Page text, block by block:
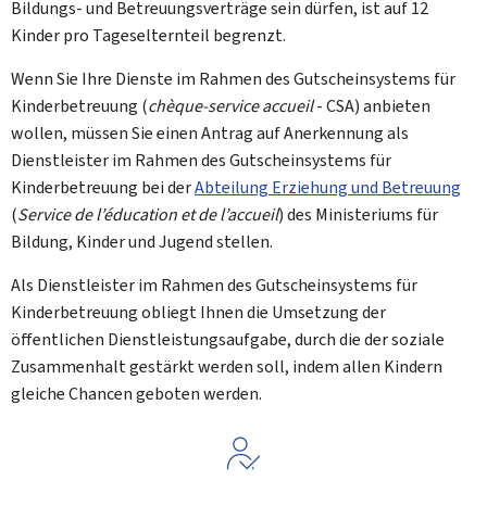
Bildungs- und Betreuungsverträge sein dürfen, ist auf 12
Kinder pro Tageselternteil begrenzt.
Wenn Sie Ihre Dienste im Rahmen des Gutscheinsystems für
Kinderbetreuung (chèque-service accueil- CSA) anbieten
wollen, müssen Sie einen Antrag auf Anerkennung als
Dienstleister im Rahmen des Gutscheinsystems für
Kinderbetreuung bei derAbteilung Erziehung und Betreuung
(Service de l’éducation et de l’accueil) des Ministeriums für
Bildung, Kinder und Jugend stellen.
Als Dienstleister im Rahmen des Gutscheinsystems für
Kinderbetreuung obliegt Ihnen die Umsetzung der
öffentlichen Dienstleistungsaufgabe, durch die der soziale
Zusammenhalt gestärkt werden soll, indem allen Kindern
gleiche Chancen geboten werden.